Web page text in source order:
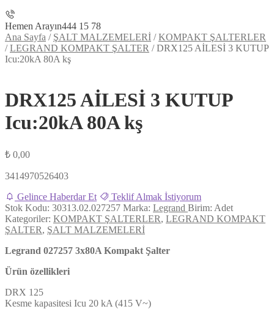
Hemen Arayın444 15 78
Ana Sayfa / ŞALT MALZEMELERİ /KOMPAKT ŞALTERLER
/LEGRAND KOMPAKT ŞALTER /DRX125 AİLESİ 3 KUTUP
Icu:20kA 80A kş
DRX125 AİLESİ 3 KUTUP
Icu:20kA 80A kş
₺ 0,00
3414970526403
Gelince Haberdar Et
Teklif Almak İstiyorum
Stok Kodu: 30313.02.027257 Marka: Legrand Birim: Adet
Kategoriler: KOMPAKT ŞALTERLER, LEGRAND KOMPAKT
ŞALTER, ŞALT MALZEMELERİ
Legrand 027257 3x80A Kompakt Şalter
Ürün özellikleri
DRX 125
Kesme kapasitesi Icu 20 kA (415 V~)